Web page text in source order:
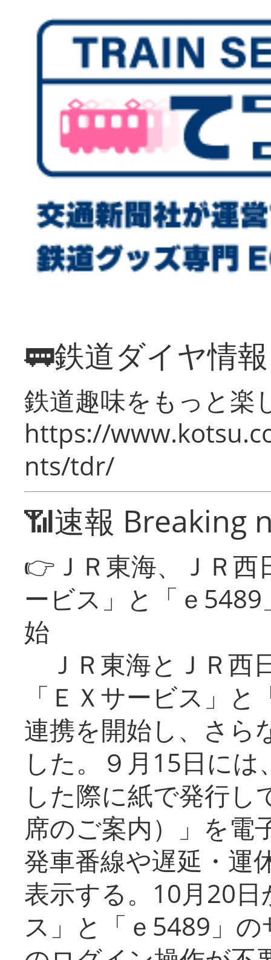
🚃鉄道ダイヤ情
鉄道趣味をもっと楽
https://
nts/tdr/
📶速報 Breaking
👉ＪＲ東海、ＪＲ
ービス」と「ｅ
始
ＪＲ東海とＪＲ西
「ＥＸサービス」
連携を開始し、さら
した。９月15日に
した際に紙で発行し
席のご案内）」を電
発車番線や遅延・運
表示する。10月20
ス」と「ｅ5489」